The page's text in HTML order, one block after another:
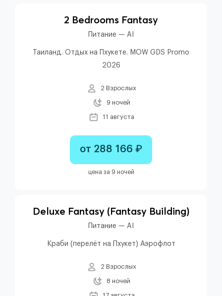
2 Bedrooms Fantasy
Питание — AI
Таиланд. Отдых на Пхукете. MOW GDS Promo
2026
2 Взрослых
9 ночей
11 августа
от 288 166 ₽
цена за 9 ночей
Deluxe Fantasy (fantasy Building)
Питание — AI
Краби (перелёт на Пхукет) Аэрофлот
2 Взрослых
8 ночей